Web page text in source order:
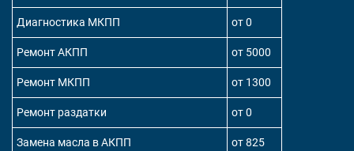
Диагностика МКПП от 0
Ремонт АКПП от 5000
Ремонт МКПП от 1300
Ремонт раздатки от 0
Замена масла в АКПП от 825